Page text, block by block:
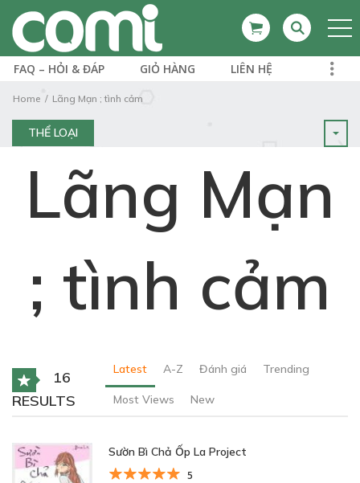
FAQ – HỎI & ĐÁP GIỎ HÀNG LIÊN HỆ
Home Lãng Mạn ; tình cảm
THỂ LOẠI
Lãng Mạn
; tình cảm
16
RESULTS
Latest A-Z Đánh giá Trending
Most Views New
Sườn Bì Chả Ốp La Project
5